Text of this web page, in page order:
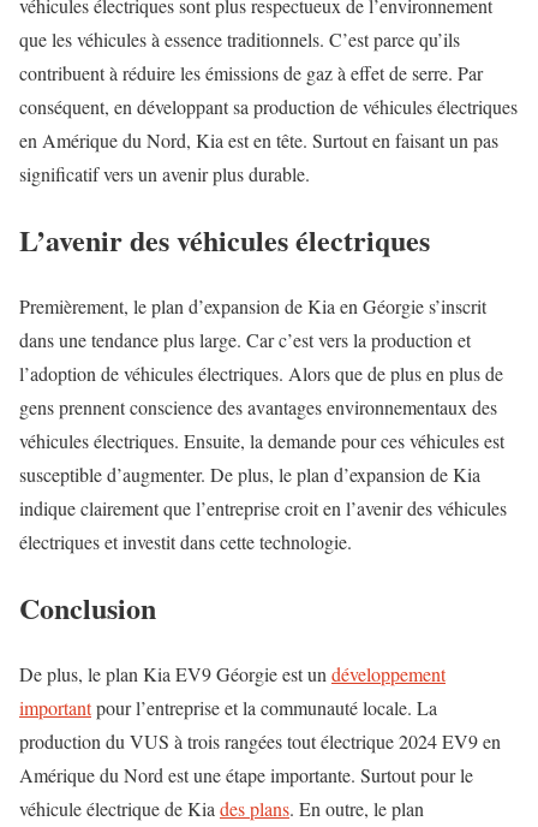
véhicules électriques sont plus respectueux de l’environnement
que les véhicules à essence traditionnels. C’est parce qu’ils
contribuent à réduire les émissions de gaz à effet de serre. Par
conséquent, en développant sa production de véhicules électriques
en Amérique du Nord, Kia est en tête. Surtout en faisant un pas
significatif vers un avenir plus durable.
L’avenir des véhicules électriques
Premièrement, le plan d’expansion de Kia en Géorgie s’inscrit
dans une tendance plus large. Car c’est vers la production et
l’adoption de véhicules électriques. Alors que de plus en plus de
gens prennent conscience des avantages environnementaux des
véhicules électriques. Ensuite, la demande pour ces véhicules est
susceptible d’augmenter. De plus, le plan d’expansion de Kia
indique clairement que l’entreprise croit en l’avenir des véhicules
électriques et investit dans cette technologie.
Conclusion
De plus, le plan Kia EV9 Géorgie est un développement
importantpour l’entreprise et la communauté locale. La
production du VUS à trois rangées tout électrique 2024 EV9 en
Amérique du Nord est une étape importante. Surtout pour le
véhicule électrique de Kia des plans. En outre, le plan